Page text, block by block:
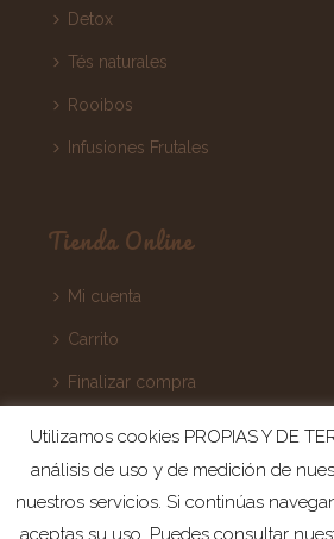
Detox
Tés naturales
Rooibos
Infusiones Frutales
Tienda Online
Mi cuenta
Carrito
Finalizar compra
Utilizamos cookies PROPIAS Y DE
análisis de uso y de medición de
nuestros servicios. Si continúas
aceptas su uso. Puedes consultar